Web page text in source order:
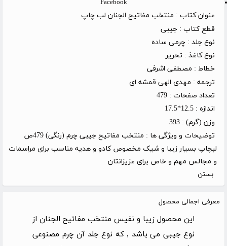
Facebook
عنوان کتاب : منتخب مفاتیح الجنان لب چاپ
قطع کتاب : جیبی
نوع جلد : چرمی ساده
نوع کاغذ : تحریر
خطاط : مصطفی اشرفی
ترجمه : مهدی الهی قمشه ای
تعداد صفحات : 479
اندازه : 12.5*17.5
وزن (گرم) : 393
توضیحات و ویژگی ها :
منتخب مفاتیح جیبی چرم (رنگی) 479ص
لبچاپ بسیار زیبا و شیک مخصوص کادو و هدیه مناسب برای مراسمات
و مجالس مهم و خاص برای عزیزانتان
بستن
معرفی اجمالی محصول
این محصول زیبا و نفیس منتخب مفاتیح الجنان از
نوع جیبی می باشد , که نوع جلد آن چرم مصنوعی